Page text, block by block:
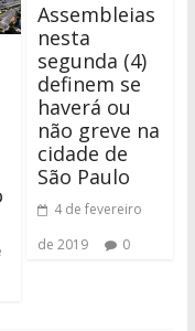
Assembleias
nesta
segunda (4)
definem se
haverá ou
não greve na
cidade de
São Paulo
4 de fevereiro
de 2019
0